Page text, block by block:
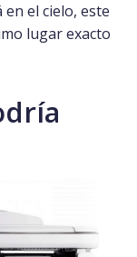
el cielo, este
lugar exacto